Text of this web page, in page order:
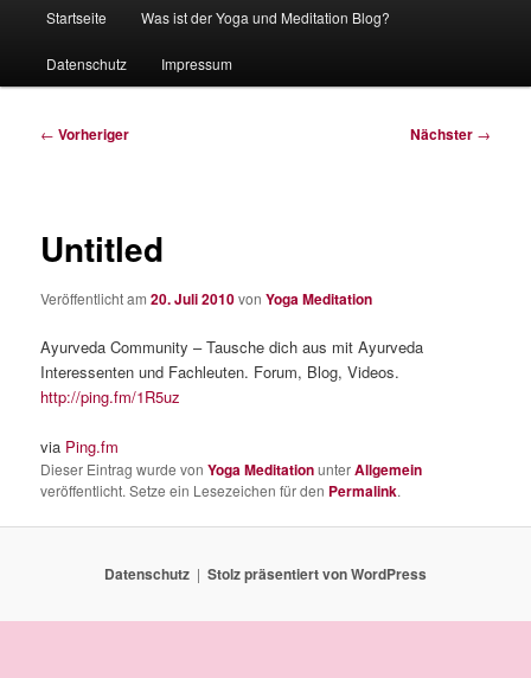
Startseite Was ist der Yoga und Meditation Blog?
Datenschutz Impressum
Beitragsnavigation
← Vorheriger Nächster →
Untitled
Veröffentlicht am20. Juli 2010vonYoga Meditation
Ayurveda Community – Tausche dich aus mit Ayurveda
Interessenten und Fachleuten. Forum, Blog, Videos.
http://ping.fm/1R5uz
via Ping.fm
Dieser Eintrag wurde vonYoga MeditationunterAllgemein
veröffentlicht. Setze ein Lesezeichen für den Permalink.
Datenschutz Stolz präsentiert von WordPress